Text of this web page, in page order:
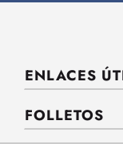
ENLACES
FOLLETOS